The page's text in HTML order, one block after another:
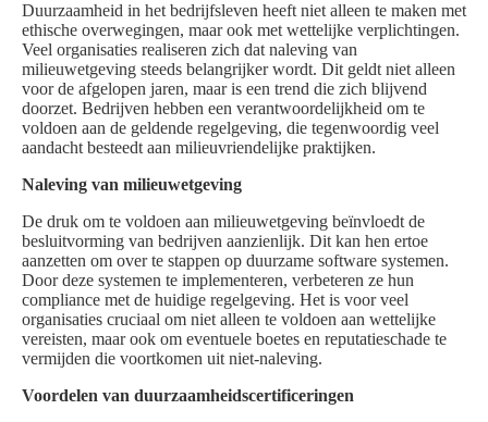
Duurzaamheid in het bedrijfsleven heeft niet alleen te maken met
ethische overwegingen, maar ook met wettelijke verplichtingen.
Veel organisaties realiseren zich dat naleving van
milieuwetgeving steeds belangrijker wordt. Dit geldt niet alleen
voor de afgelopen jaren, maar is een trend die zich blijvend
doorzet. Bedrijven hebben een verantwoordelijkheid om te
voldoen aan de geldende regelgeving, die tegenwoordig veel
aandacht besteedt aan milieuvriendelijke praktijken.
Naleving van milieuwetgeving
De druk om te voldoen aan milieuwetgeving beïnvloedt de
besluitvorming van bedrijven aanzienlijk. Dit kan hen ertoe
aanzetten om over te stappen op duurzame software systemen.
Door deze systemen te implementeren, verbeteren ze hun
compliance met de huidige regelgeving. Het is voor veel
organisaties cruciaal om niet alleen te voldoen aan wettelijke
vereisten, maar ook om eventuele boetes en reputatieschade te
vermijden die voortkomen uit niet-naleving.
Voordelen van duurzaamheidscertificeringen